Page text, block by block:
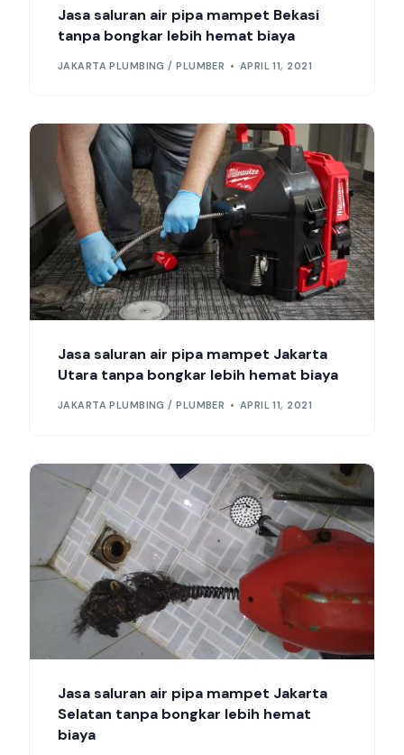
Jasa saluran air pipa mampet Bekasi
tanpa bongkar lebih hemat biaya
JAKARTA PLUMBING / PLUMBER APRIL 11, 2021
Jasa saluran air pipa mampet Jakarta
Utara tanpa bongkar lebih hemat biaya
JAKARTA PLUMBING / PLUMBER APRIL 11, 2021
Jasa saluran air pipa mampet Jakarta
Selatan tanpa bongkar lebih hemat
biaya